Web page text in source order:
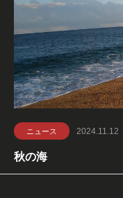
ニュース 2024.11.12
秋の海